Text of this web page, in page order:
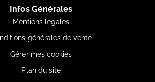
Infos Générales
Mentions légales
générales de vente
Gérer mes cookies
Plan du site